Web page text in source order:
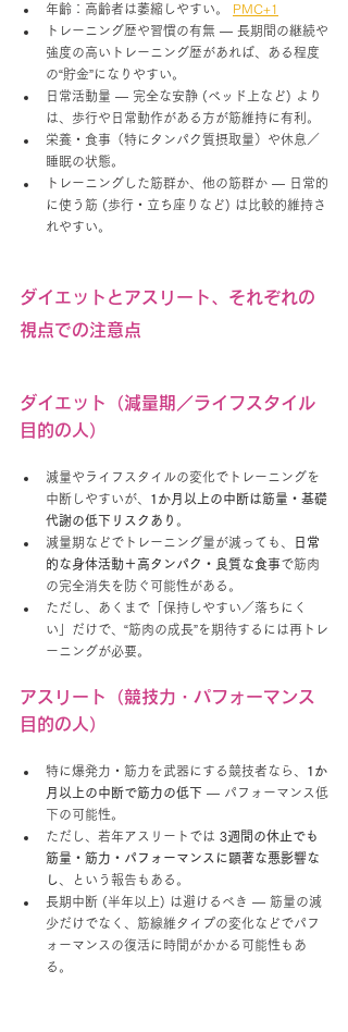
年齢：高齢者は萎縮しやすい。 PMC+1
トレーニング歴や習慣の有無 — 長期間の継続や
強度の高いトレーニング歴があれば、ある程度
の“貯金”になりやすい。
日常活動量 — 完全な安静 (ベッド上など) より
は、歩行や日常動作がある方が筋維持に有利。
栄養・食事（特にタンパク質摂取量）や休息／
睡眠の状態。
トレーニングした筋群か、他の筋群か — 日常的
に使う筋 (歩行・立ち座りなど) は比較的維持さ
れやすい。
ダイエットとアスリート、それぞれの
視点での注意点
ダイエット（減量期／ライフスタイル
目的の人）
減量やライフスタイルの変化でトレーニングを
中断しやすいが、 1か月以上の中断は筋量・基礎
代謝の低下リスクあり 。
減量期などでトレーニング量が減っても、
日常
的な身体活動＋高タンパク・良質な食事で筋肉
の完全消失を防ぐ可能性がある。
ただし、あくまで「保持しやすい／落ちにく
い」だけで、“筋肉の成長”を期待するには再トレ
ーニングが必要。
アスリート（競技力・パフォーマンス
目的の人）
特に爆発力・筋力を武器にする競技者なら、 1か
月以上の中断で筋力の低下 — パフォーマンス低
下の可能性。
ただし、若年アスリートでは 3週間の休止でも
筋量・筋力・パフォーマンスに顕著な悪影響な
し 、という報告もある。
長期中断 (半年以上) は避けるべき — 筋量の減
少だけでなく、筋線維タイプの変化などでパフ
ォーマンスの復活に時間がかかる可能性もあ
る。